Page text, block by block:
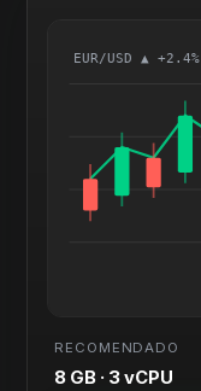
EUR/USD ▲ +2.4%
RECOMENDADO
8 GB · 3 vCPU